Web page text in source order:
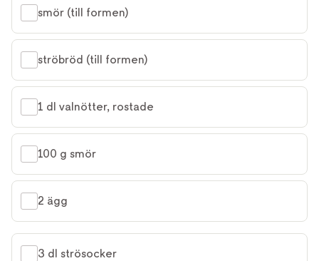
smör (till formen)
ströbröd (till formen)
1 dl valnötter, rostade
100 g smör
2 ägg
3 dl strösocker